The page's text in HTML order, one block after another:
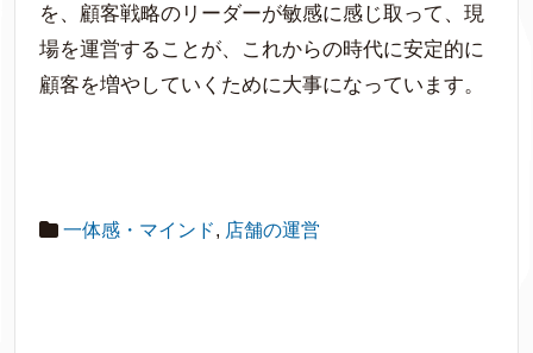
を、顧客戦略のリーダーが敏感に感じ取って、現
場を運営することが、これからの時代に安定的に
顧客を増やしていくために大事になっています。
一体感・マインド, 店舗の運営